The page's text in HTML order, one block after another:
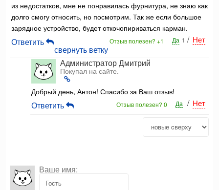
из недостатков, мне не понравилась фурнитура, не знаю как
долго смогу относить, но посмотрим. Так же если большое
зарядное устройство, будет откочопириваться карман.
Да 1 / Нет
Отзыв полезен?+1
Ответить
свернуть ветку
Администратор Дмитрий
Покупал на сайте.
Добрый день, Антон! Спасибо за Ваш отзыв!
Да / Нет
Отзыв полезен?0
Ответить
Ваше имя: